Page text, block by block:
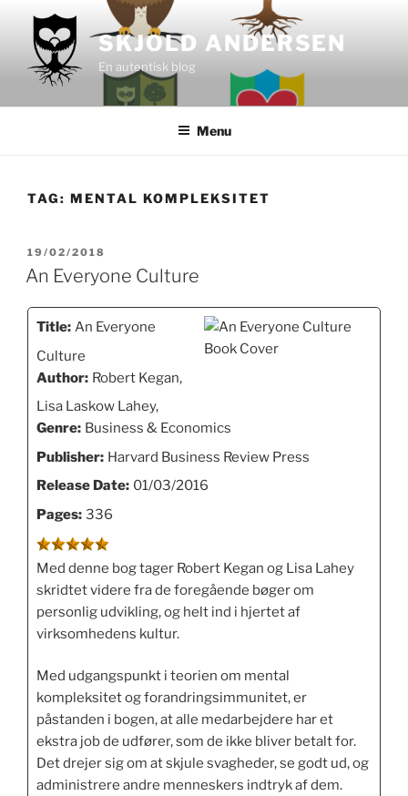
indhold
SKJOLD ANDERSEN
En autentisk blog
Menu
TAG: MENTAL KOMPLEKSITET
UDGIVET
DEN
19/02/2018
An Everyone Culture
Title: An Everyone
Culture
Author: Robert Kegan,
Lisa Laskow Lahey,
Genre: Business & Economics
Publisher: Harvard Business Review Press
Release Date: 01/03/2016
Pages: 336
Med denne bog tager Robert Kegan og Lisa Lahey
skridtet videre fra de foregående bøger om
personlig udvikling, og helt ind i hjertet af
virksomhedens kultur.
Med udgangspunkt i teorien om mental
kompleksitet og forandringsimmunitet, er
påstanden i bogen, at alle medarbejdere har et
ekstra job de udfører, som de ikke bliver betalt for.
Det drejer sig om at skjule svagheder, se godt ud, og
administrere andre menneskers indtryk af dem.